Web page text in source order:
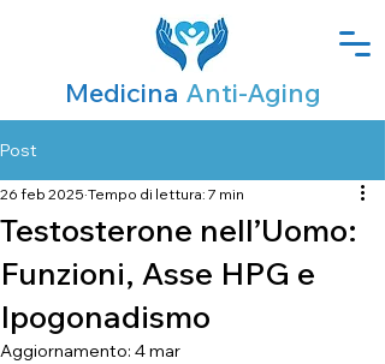
Medicina Anti-Aging
Post
Testosterone nell’Uomo:
Funzioni, Asse HPG e
Ipogonadismo
26 feb 2025 Tempo di lettura: 7 min
Aggiornamento: 4 mar